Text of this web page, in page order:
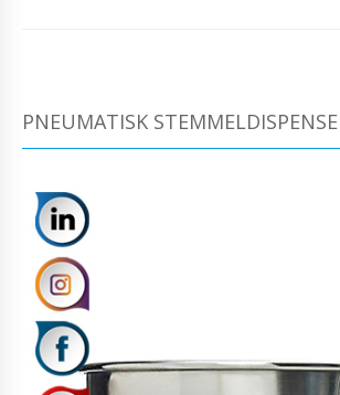
PNEUMATISK